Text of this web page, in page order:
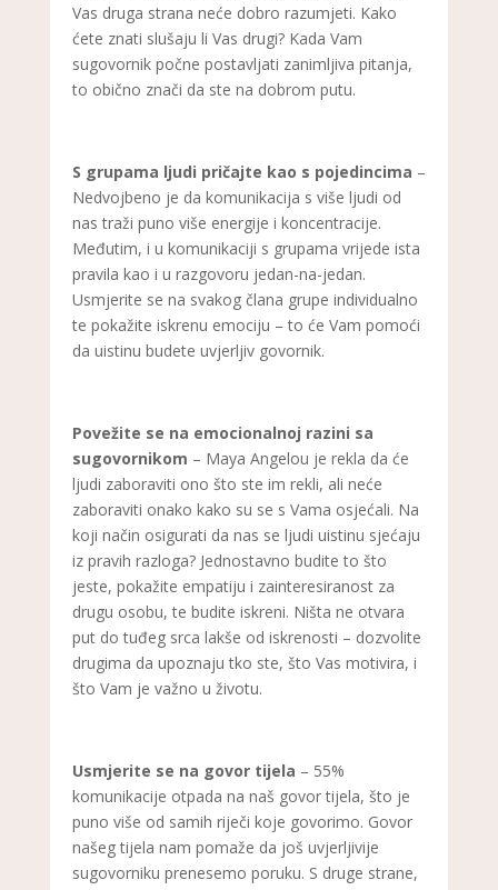
Vas druga strana neće dobro razumjeti. Kako
ćete znati slušaju li Vas drugi? Kada Vam
sugovornik počne postavljati zanimljiva pitanja,
to obično znači da ste na dobrom putu.
S grupama ljudi pričajte kao s pojedincima –
Nedvojbeno je da komunikacija s više ljudi od
nas traži puno više energije i koncentracije.
Međutim, i u komunikaciji s grupama vrijede ista
pravila kao i u razgovoru jedan-na-jedan.
Usmjerite se na svakog člana grupe individualno
te pokažite iskrenu emociju – to će Vam pomoći
da uistinu budete uvjerljiv govornik.
Povežite se na emocionalnoj razini sa
sugovornikom – Maya Angelou je rekla da će
ljudi zaboraviti ono što ste im rekli, ali neće
zaboraviti onako kako su se s Vama osjećali. Na
koji način osigurati da nas se ljudi uistinu sjećaju
iz pravih razloga? Jednostavno budite to što
jeste, pokažite empatiju i zainteresiranost za
drugu osobu, te budite iskreni. Ništa ne otvara
put do tuđeg srca lakše od iskrenosti – dozvolite
drugima da upoznaju tko ste, što Vas motivira, i
što Vam je važno u životu.
Usmjerite se na govor tijela – 55%
komunikacije otpada na naš govor tijela, što je
puno više od samih riječi koje govorimo. Govor
našeg tijela nam pomaže da još uvjerljivije
sugovorniku prenesemo poruku. S druge strane,